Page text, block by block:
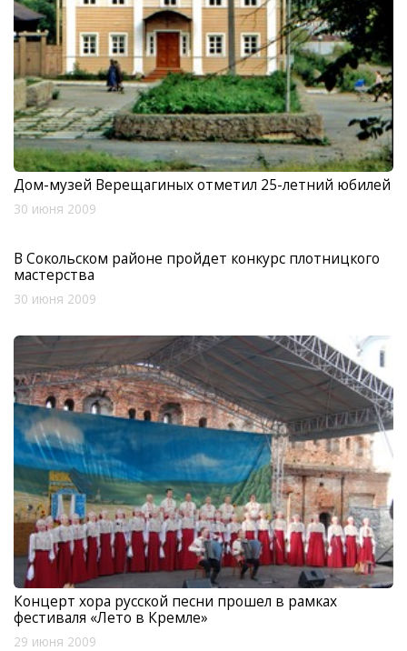
Дом-музей Верещагиных отметил 25-летний юбилей
30 июня 2009
В Сокольском районе пройдет конкурс плотницкого
мастерства
30 июня 2009
Концерт хора русской песни прошел в рамках
фестиваля «Лето в Кремле»
29 июня 2009